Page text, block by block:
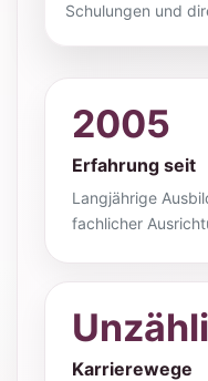
Schulungen und
2005
Erfahrung seit
Langjährige
fachlicher
Karrierewege